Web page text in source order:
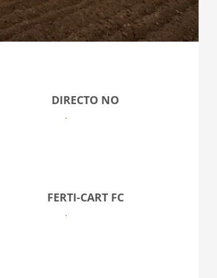
DIRECTO NO
Se mere
FERTI-CART FC
Se mere